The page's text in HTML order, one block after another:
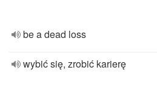
be a dead loss
wybić się, zrobić karierę